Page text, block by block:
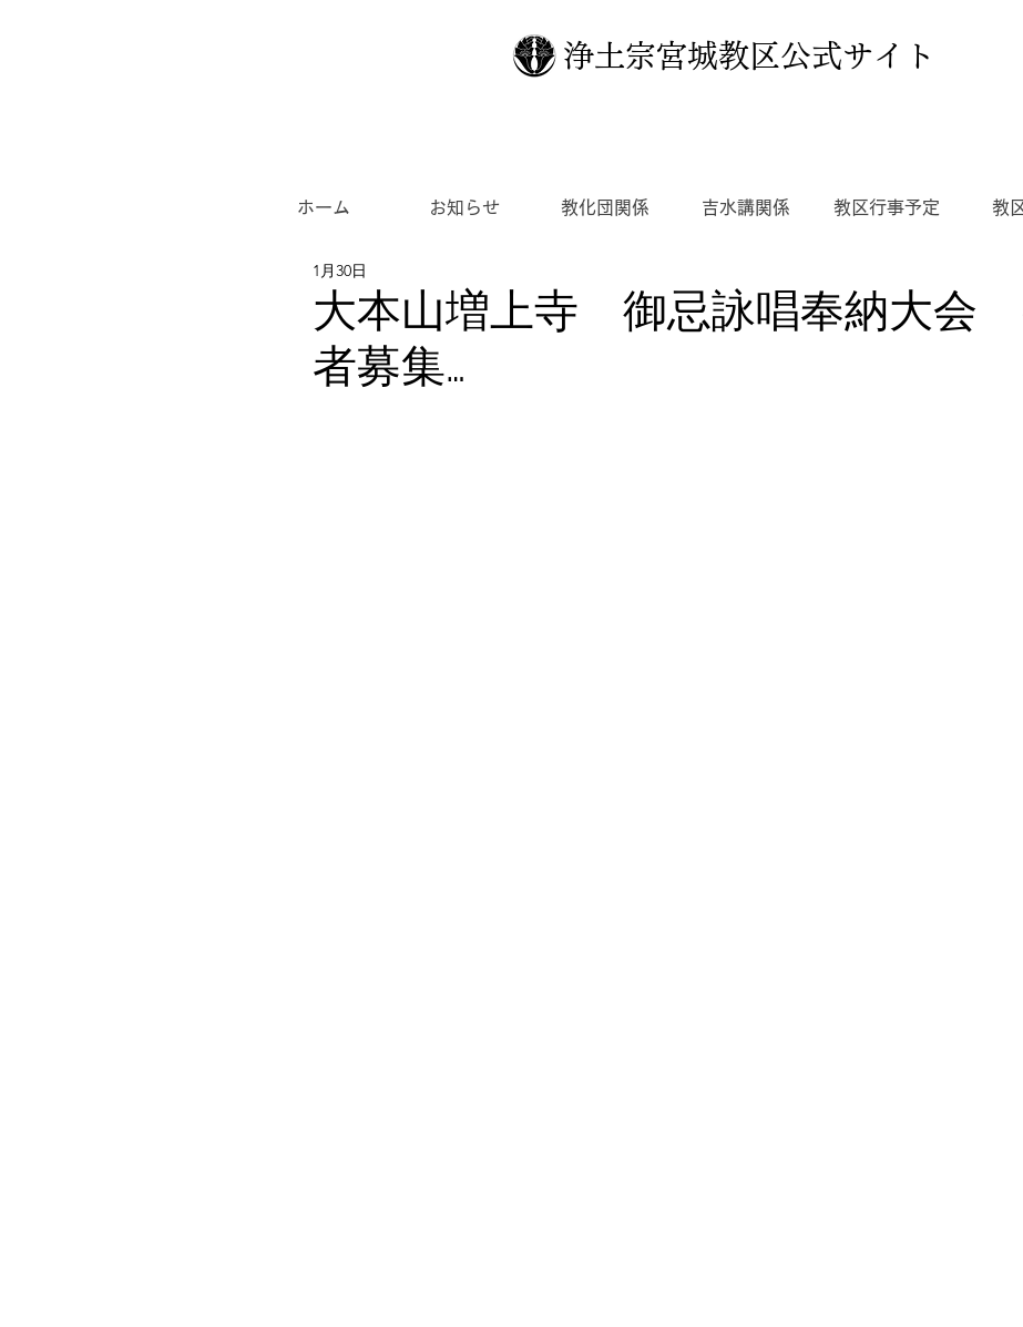
浄土宗宮城教区公式サイト
ホーム お知らせ 教化団関係 吉水講関係 教区行事予定 教
大本山増上寺 御忌詠唱奉納大会
者募集…
1月30日